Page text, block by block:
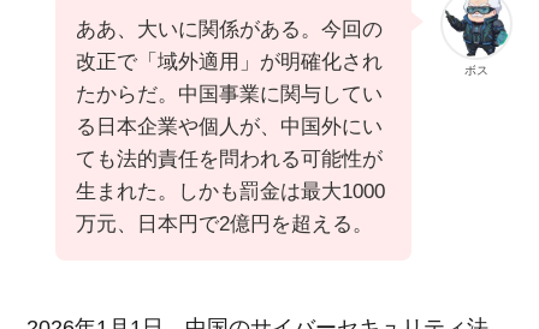
ボス
ああ、大いに関係がある。今回の
改正で「域外適用」が明確化され
たからだ。中国事業に関与してい
る日本企業や個人が、中国外にい
ても法的責任を問われる可能性が
生まれた。しかも罰金は最大1000
万元、日本円で2億円を超える。